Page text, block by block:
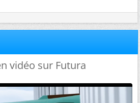
vidéo sur Futura